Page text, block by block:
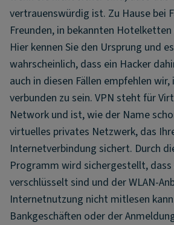
vertrauenswürdig ist. Zu Hause bei
Freunden, in bekannten
Hier kennen Sie den Ursprung und
wahrscheinlich, dass ein Hacker
auch in diesen Fällen empfehlen
verbunden zu sein. VPN steht für
Network und ist, wie der Name
virtuelles privates Netzwerk, das
Internetverbindung sichert. Durch
Programm wird sichergestellt, dass
verschlüsselt sind und der WLAN-
Internetnutzung nicht mitlesen
Bankgeschäften oder der